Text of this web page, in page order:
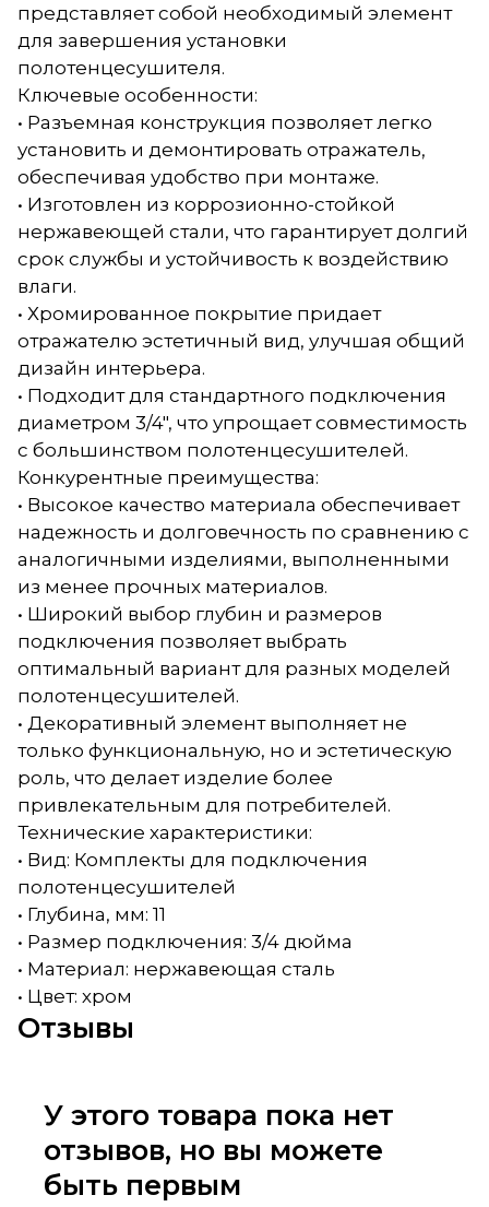
представляет собой необходимый элемент
для завершения установки
полотенцесушителя.
Ключевые особенности:
• Разъемная конструкция позволяет легко
установить и демонтировать отражатель,
обеспечивая удобство при монтаже.
• Изготовлен из коррозионно-стойкой
нержавеющей стали, что гарантирует долгий
срок службы и устойчивость к воздействию
влаги.
• Хромированное покрытие придает
отражателю эстетичный вид, улучшая общий
дизайн интерьера.
• Подходит для стандартного подключения
диаметром 3/4", что упрощает совместимость
с большинством полотенцесушителей.
Конкурентные преимущества:
• Высокое качество материала обеспечивает
надежность и долговечность по сравнению с
аналогичными изделиями, выполненными
из менее прочных материалов.
• Широкий выбор глубин и размеров
подключения позволяет выбрать
оптимальный вариант для разных моделей
полотенцесушителей.
• Декоративный элемент выполняет не
только функциональную, но и эстетическую
роль, что делает изделие более
привлекательным для потребителей.
Технические характеристики:
• Вид: Комплекты для подключения
полотенцесушителей
• Глубина, мм: 11
• Размер подключения: 3/4 дюйма
• Материал: нержавеющая сталь
• Цвет: хром
Отзывы
У этого товара пока нет
отзывов, но вы можете
быть первым